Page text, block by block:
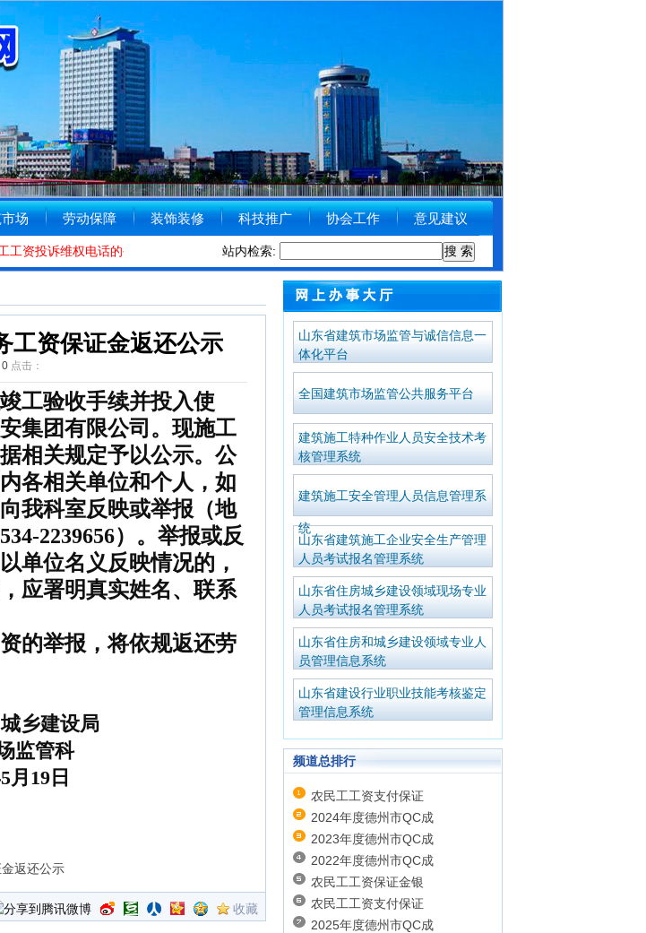
场 劳动保障 装饰装修 科技推广 协会工作 意见建议
站内检索:
投诉维权电话的公告 [2020-01-08]德州市住房和城乡建设局关于受理举报涉黑涉恶线索的公告
工资保证金返还公示
0点击：
工验收手续并投入使
集团有限公司。现施工
相关规定予以公示。公
各相关单位和个人，如
我科室反映或举报（地
2239656）。举报或反
单位名义反映情况的，
应署明真实姓名、联系
的举报，将依规返还劳
乡建设局
科
日
返还公示
收藏
山东省建筑市场监管与诚信信息一
体化平台
全国建筑市场监管公共服务平台
建筑施工特种作业人员安全技术考
核管理系统
建筑施工安全管理人员信息管理系
统
山东省建筑施工企业安全生产管理
人员考试报名管理系统
山东省住房城乡建设领域现场专业
人员考试报名管理系统
山东省住房和城乡建设领域专业人
员管理信息系统
山东省建设行业职业技能考核鉴定
管理信息系统
频道总排行
农民工工资支付保证
2024年度德州市QC成
2023年度德州市QC成
2022年度德州市QC成
农民工工资保证金银
农民工工资支付保证
2025年度德州市QC成